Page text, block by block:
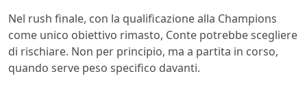
Nel rush finale, con la qualificazione alla Champions
come unico obiettivo rimasto, Conte potrebbe scegliere
di rischiare. Non per principio, ma a partita in corso,
quando serve peso specifico davanti.